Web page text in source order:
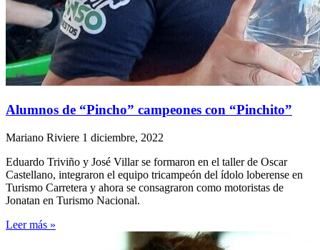
Alumnos de “Pincho” campeones con “Pinchito”
Mariano Riviere 1 diciembre, 2022
Eduardo Triviño y José Villar se formaron en el taller de Oscar
Castellano, integraron el equipo tricampeón del ídolo loberense en
Turismo Carretera y ahora se consagraron como motoristas de
Jonatan en Turismo Nacional.
Leer más »